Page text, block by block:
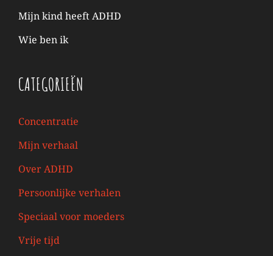
Mijn kind heeft ADHD
Wie ben ik
CATEGORIEËN
Concentratie
Mijn verhaal
Over ADHD
Persoonlijke verhalen
Speciaal voor moeders
Vrije tijd